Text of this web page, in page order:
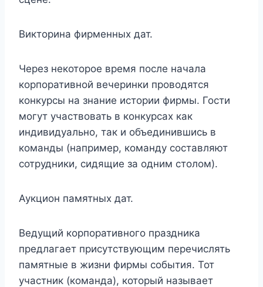
Викторина фирменных дат.
Через некоторое время после начала
корпоративной вечеринки проводятся
конкурсы на знание истории фирмы. Гости
могут участвовать в конкурсах как
индивидуально, так и объединившись в
команды (например, команду составляют
сотрудники, сидящие за одним столом).
Аукцион памятных дат.
Ведущий корпоративного праздника
предлагает присутствующим перечислять
памятные в жизни фирмы события. Тот
участник (команда), который называет